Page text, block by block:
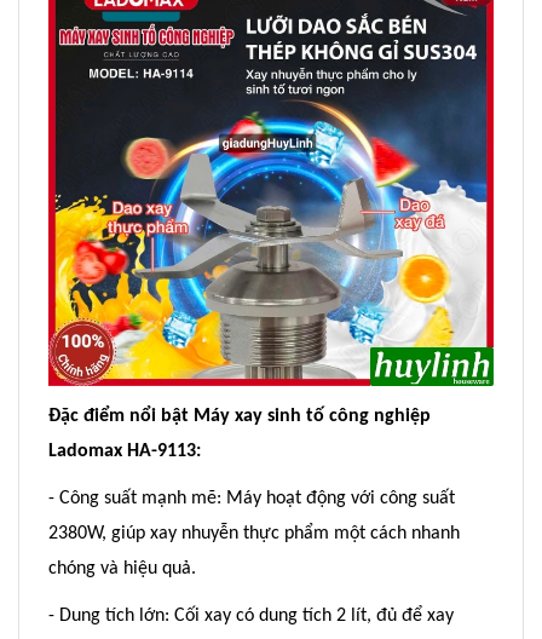
Đặc điểm nổi bật Máy xay sinh tố công nghiệp
Ladomax HA-9113:
- Công suất mạnh mẽ: Máy hoạt động với công suất
2380W, giúp xay nhuyễn thực phẩm một cách nhanh
chóng và hiệu quả.
- Dung tích lớn: Cối xay có dung tích 2 lít, đủ để xay